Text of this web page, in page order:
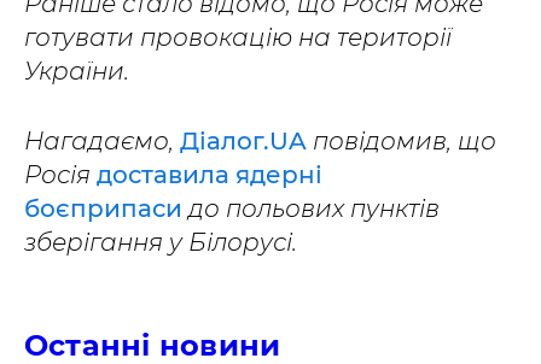
готувати провокацію на території
України.
Нагадаємо, Діалог.UA повідомив, що
Росія доставила ядерні
боєприпаси до польових пунктів
зберігання у Білорусі.
Останні новини